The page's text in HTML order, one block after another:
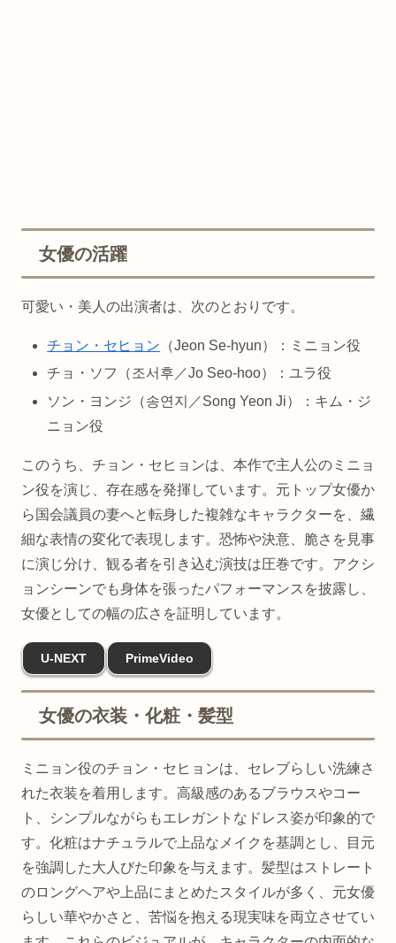
女優の活躍
可愛い・美人の出演者は、次のとおりです。
チョン・セヒョン （Jeon Se-hyun）：ミニョン役
チョ・ソフ（조서후／Jo Seo-hoo）：ユラ役
ソン・ヨンジ（송연지／Song Yeon Ji）：キム・ジ
ニョン役
このうち、チョン・セヒョンは、本作で主人公のミニョ
ン役を演じ、存在感を発揮しています。元トップ女優か
ら国会議員の妻へと転身した複雑なキャラクターを、繊
細な表情の変化で表現します。恐怖や決意、脆さを見事
に演じ分け、観る者を引き込む演技は圧巻です。アクシ
ョンシーンでも身体を張ったパフォーマンスを披露し、
女優としての幅の広さを証明しています。
U-NEXT PrimeVideo
女優の衣装・化粧・髪型
ミニョン役のチョン・セヒョンは、セレブらしい洗練さ
れた衣装を着用します。高級感のあるブラウスやコー
ト、シンプルながらもエレガントなドレス姿が印象的で
す。化粧はナチュラルで上品なメイクを基調とし、目元
を強調した大人びた印象を与えます。髪型はストレート
のロングヘアや上品にまとめたスタイルが多く、元女優
らしい華やかさと、苦悩を抱える現実味を両立させてい